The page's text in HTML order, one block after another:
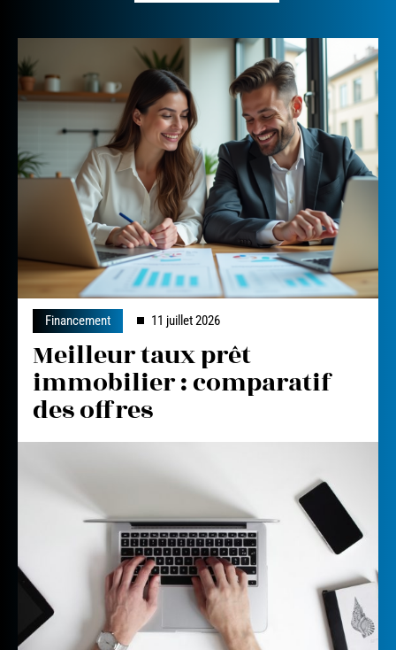
Financement 11 juillet 2026
Meilleur taux prêt
immobilier : comparatif
des offres